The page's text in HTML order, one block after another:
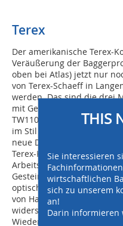
Terex
Der amerikanische Terex-
Veräußerung der
oben bei Atlas) jetzt nur
von Terex-Schaeff in
werden. Das sind die drei
mit Gewichten zwischen
TW110 komplett
im Stil der neuen Zeit
neue Design ist
Terex-
Arbeitseinrichtung des
Gestein und Erde in
optisch robusten Terex-
von Haus aus weißen
widerstandsfähige Outfit
Wiederverkaufswert.“ Der
THIS
Sie interessieren
wirtschaftlichen
sich zu unserem
an!
Darin informieren